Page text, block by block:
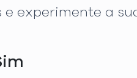
experimente a